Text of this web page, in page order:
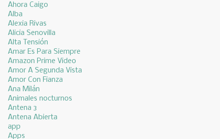
Ahora Caigo
Alba
Alexia Rivas
Alicia Senovilla
Alta Tensión
Amar Es Para Siempre
Amazon Prime Video
Amor A Segunda Vista
Amor Con Fianza
Ana Milán
Animales nocturnos
Antena 3
Antena Abierta
app
Apps